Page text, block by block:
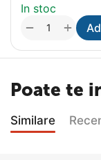
In stoc
+
−
Poate te
Similare